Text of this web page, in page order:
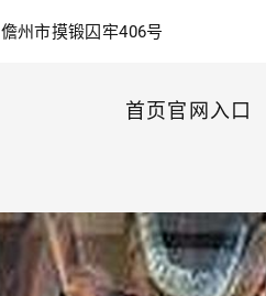
儋州市摸锻囚牢406号
首页官网入口